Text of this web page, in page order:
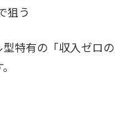
狙う
特有の「収入ゼロの